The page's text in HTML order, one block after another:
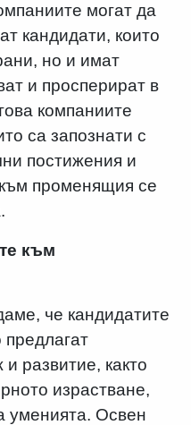
могат да
кандидати, които
но и имат
и просперират в
компаниите
са запознати с
постижения и
променящия се
към
че кандидатите
предлагат
развитие, както
израстване,
уменията. Освен